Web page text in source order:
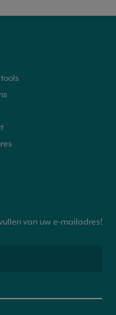
van uw e-mailadres!